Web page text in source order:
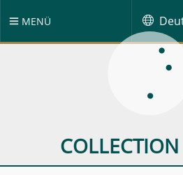
MENÜ
COLLECTION